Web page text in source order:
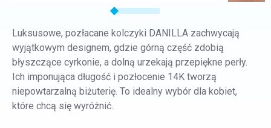
Luksusowe, pozłacane kolczyki DANILLA zachwycają
wyjątkowym designem, gdzie górną część zdobią
błyszczące cyrkonie, a dolną urzekają przepiękne perły.
Ich imponująca długość i pozłocenie 14K tworzą
niepowtarzalną biżuterię. To idealny wybór dla kobiet,
które chcą się wyróżnić.